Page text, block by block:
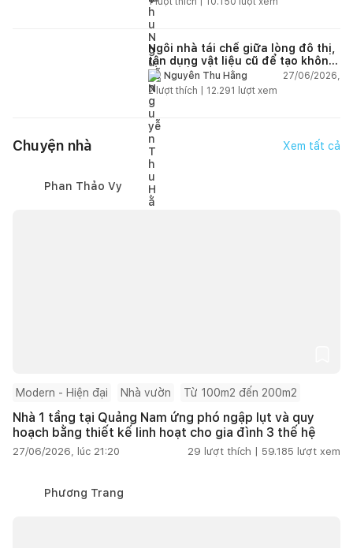
Ngôi nhà tái chế giữa lòng đô thị,
tận dụng vật liệu cũ để tạo không
gian sống linh hoạt
Nguyễn Thu Hằng
27/06/2026,
2lượt thích | 12.291 lượt xem
Chuyện nhà Xem tất cả
Phan Thảo Vy
Modern - Hiện đại Nhà vườn Từ 100m2 đến 200m2
Nhà 1 tầng tại Quảng Nam ứng phó ngập lụt và quy
hoạch bằng thiết kế linh hoạt cho gia đình 3 thế hệ
27/06/2026, lúc 21:20 29 lượt thích | 59.185 lượt xem
Phương Trang